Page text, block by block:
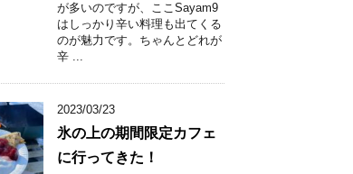
が多いのですが、ここSayam9
はしっかり辛い料理も出てくる
のが魅力です。ちゃんとどれが
辛 ...
2023/03/23
氷の上の期間限定カフェ
に行ってきた！